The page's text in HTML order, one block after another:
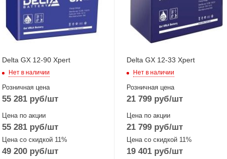
Delta GX 12-90 Xpert
Нет в наличии
Розничная цена
55 281 руб/шт
Цена по акции
55 281 руб/шт
Цена со скидкой 11%
49 200 руб/шт
Delta GX 12-33 Xpert
Нет в наличии
Розничная цена
21 799 руб/шт
Цена по акции
21 799 руб/шт
Цена со скидкой 11%
19 401 руб/шт